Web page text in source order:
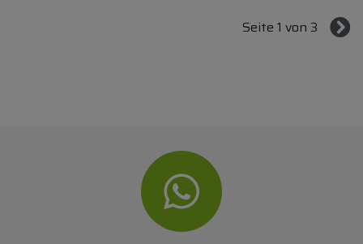
Seite 1 von 3